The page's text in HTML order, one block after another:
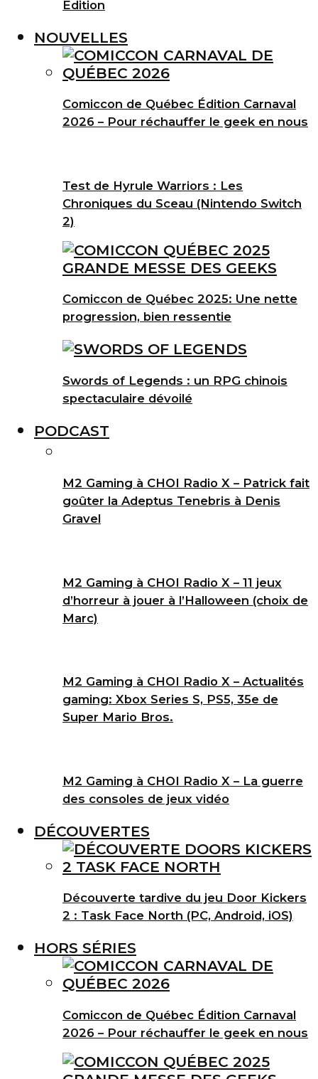
Edition
NOUVELLES
Comiccon de Québec Édition Carnaval
2026 – Pour réchauffer le geek en nous
Test de Hyrule Warriors : Les
Chroniques du Sceau (Nintendo Switch
2)
Comiccon de Québec 2025: Une nette
progression, bien ressentie
Swords of Legends : un RPG chinois
spectaculaire dévoilé
PODCAST
M2 Gaming à CHOI Radio X – Patrick fait
goûter la Adeptus Tenebris à Denis
Gravel
M2 Gaming à CHOI Radio X – 11 jeux
d’horreur à jouer à l’Halloween (choix de
Marc)
M2 Gaming à CHOI Radio X – Actualités
gaming: Xbox Series S, PS5, 35e de
Super Mario Bros.
M2 Gaming à CHOI Radio X – La guerre
des consoles de jeux vidéo
DÉCOUVERTES
Découverte tardive du jeu Door Kickers
2 : Task Face North (PC, Android, iOS)
HORS SÉRIES
Comiccon de Québec Édition Carnaval
2026 – Pour réchauffer le geek en nous